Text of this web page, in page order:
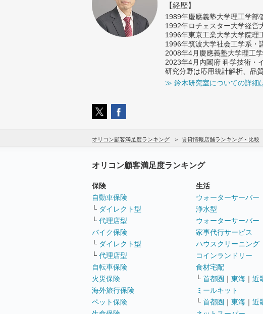
【経歴】
1989年慶應義塾大学理工学部
1992年ロチェスター大学経営
1996年東京工業大学大学院理
1996年筑波大学社会工学系・
2008年4月慶應義塾大学理工
2023年4月内閣府 科学技術・
研究分野は応用統計解析、品
≫ 鈴木研究室についての詳細
オリコン顧客満足度ランキング 賃貸情報店舗ランキング・比較
オリコン顧客満足度ランキング
保険
自動車保険
└ ダイレクト型
└ 代理店型
バイク保険
└ ダイレクト型
└ 代理店型
自転車保険
火災保険
海外旅行保険
ペット保険
生活
ウォーターサーバー
浄水型
ウォーターサーバー
家事代行サービス
ハウスクリーニング
コインランドリー
食材宅配
└ 首都圏 ｜ 東海 ｜ 近
ミールキット
└ 首都圏 ｜ 東海 ｜ 近